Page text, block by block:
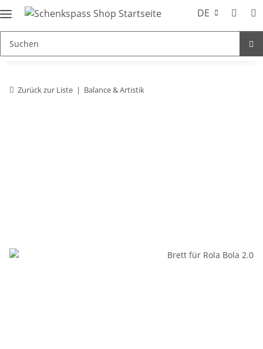
DE
Zurück zur Liste Balance & Artistik